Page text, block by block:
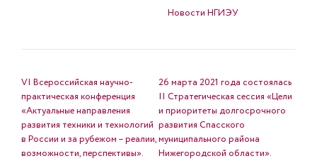
Новости НГИЭУ
VI Всероссийская научно-
практическая конференция
«Актуальные направления
развития техники и технологий
в России и за рубежом – реалии,
возможности, перспективы».
26 марта 2021 года состоялась
II Стратегическая сессия «Цели
и приоритеты долгосрочного
развития Спасского
муниципального района
Нижегородской области».